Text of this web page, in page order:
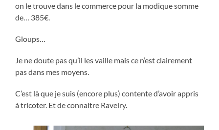
on le trouve dans le commerce pour la modique somme
de… 385€.
Gloups…
Je ne doute pas qu’il les vaille mais ce n’est clairement
pas dans mes moyens.
C’est là que je suis (encore plus) contente d’avoir appris
à tricoter. Et de connaitre Ravelry.